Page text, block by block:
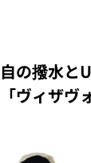
の撥水と
ヴィザヴ